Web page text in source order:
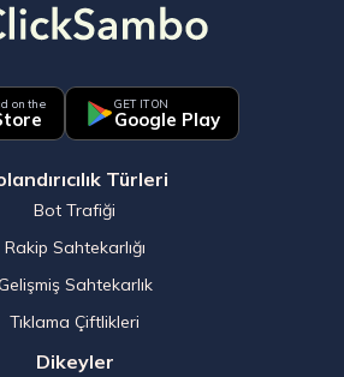
on the GET IT ON
Google Play
Türleri
Bot Trafiği
Rakip Sahtekarlığı
Sahtekarlık
Tıklama Çiftlikleri
Dikeyler